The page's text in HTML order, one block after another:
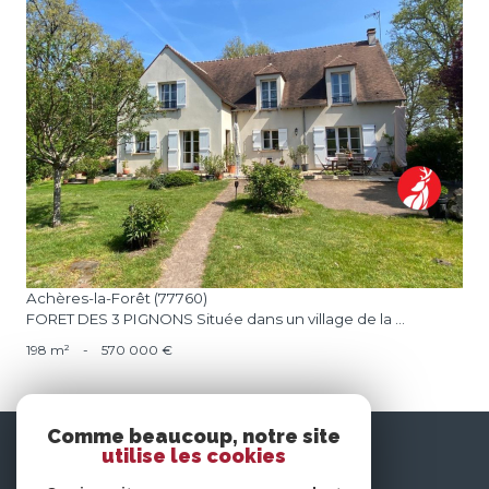
voir le bien
Achères-la-Forêt (77760)
FORET DES 3 PIGNONS Située dans un village de la ...
198 m² - 570 000 €
nous
suivre
Comme beaucoup, notre site
utilise les cookies